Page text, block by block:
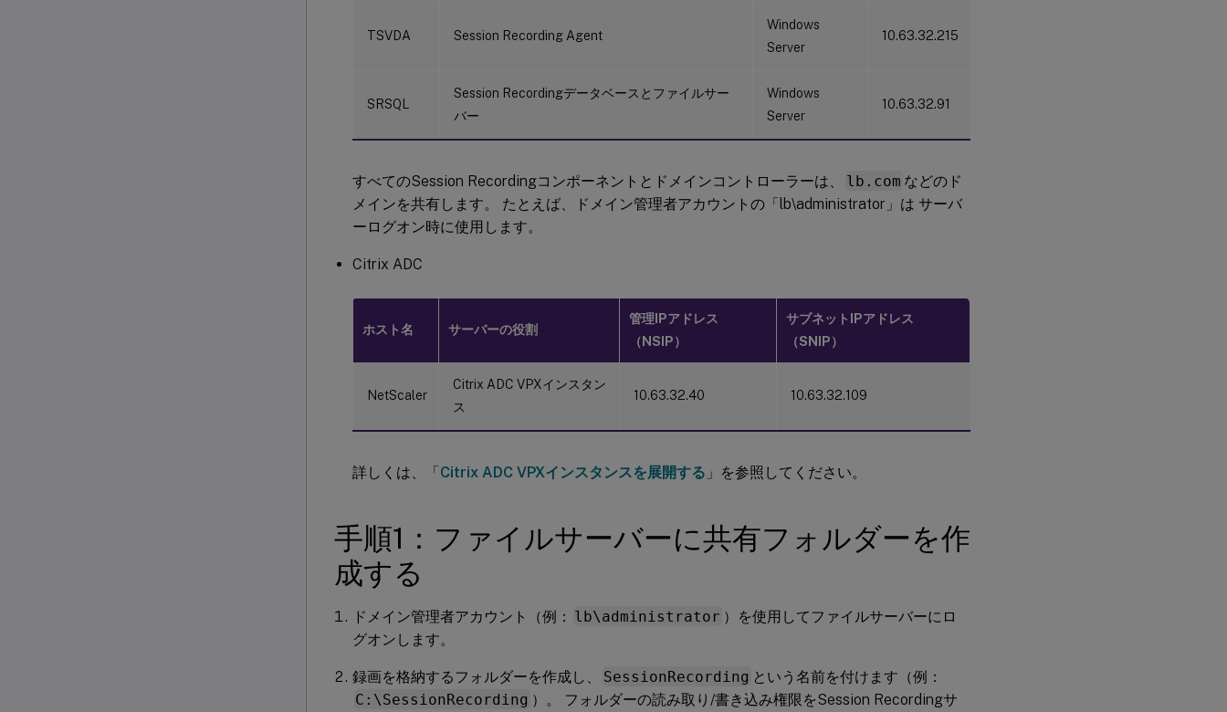
TSVDA Session Recording Agent
Windows
Server
10.63.32.215
SRSQL
Session Recordingデータベースとファイルサー
バー
Windows
Server
10.63.32.91
すべてのSession Recordingコンポーネントとドメインコントローラーは、 lb.com などのド
メインを共有します。 たとえば、ドメイン管理者アカウントの「lb\administrator」は サーバ
ーログオン時に使用します。
Citrix ADC
ホスト名 サーバーの役割
管理IPアドレス
（NSIP）
サブネットIPアドレス
（SNIP）
NetScaler
Citrix ADC VPXインスタン
ス
10.63.32.40 10.63.32.109
詳しくは、「Citrix ADC VPXインスタンスを展開する 」を参照してください。
手順1：ファイルサーバーに共有フォルダーを作
成する
ドメイン管理者アカウント（例： lb\administrator ）を使用してファイルサーバーにロ
グオンします。
録画を格納するフォルダーを作成し、 SessionRecording という名前を付けます（例：
C:\SessionRecording ）。 フォルダーの読み取り/書き込み権限をSession Recordingサ